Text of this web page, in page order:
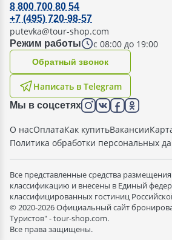
Режим работы с 08:00 до 19:00
8 800 700 80 54
+7 (495) 720-98-57
putevka@tour-shop.com
Написать в Telegram
Oбратный звонок
Мы в соцсетях
О насОплатаКак купитьВакансии
Политика обработки персональных
Все представленные средства
классификацию и внесены в Единый
классифицированных гостиниц
© 2020-2026 Официальный сайт
Туристов" - tour-shop.com.
Все права защищены.